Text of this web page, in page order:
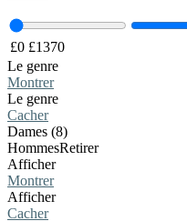
£0 £1370
Le genre
Montrer
Le genre
Cacher
Dames (8)
HommesRetirer
Afficher
Montrer
Afficher
Cacher